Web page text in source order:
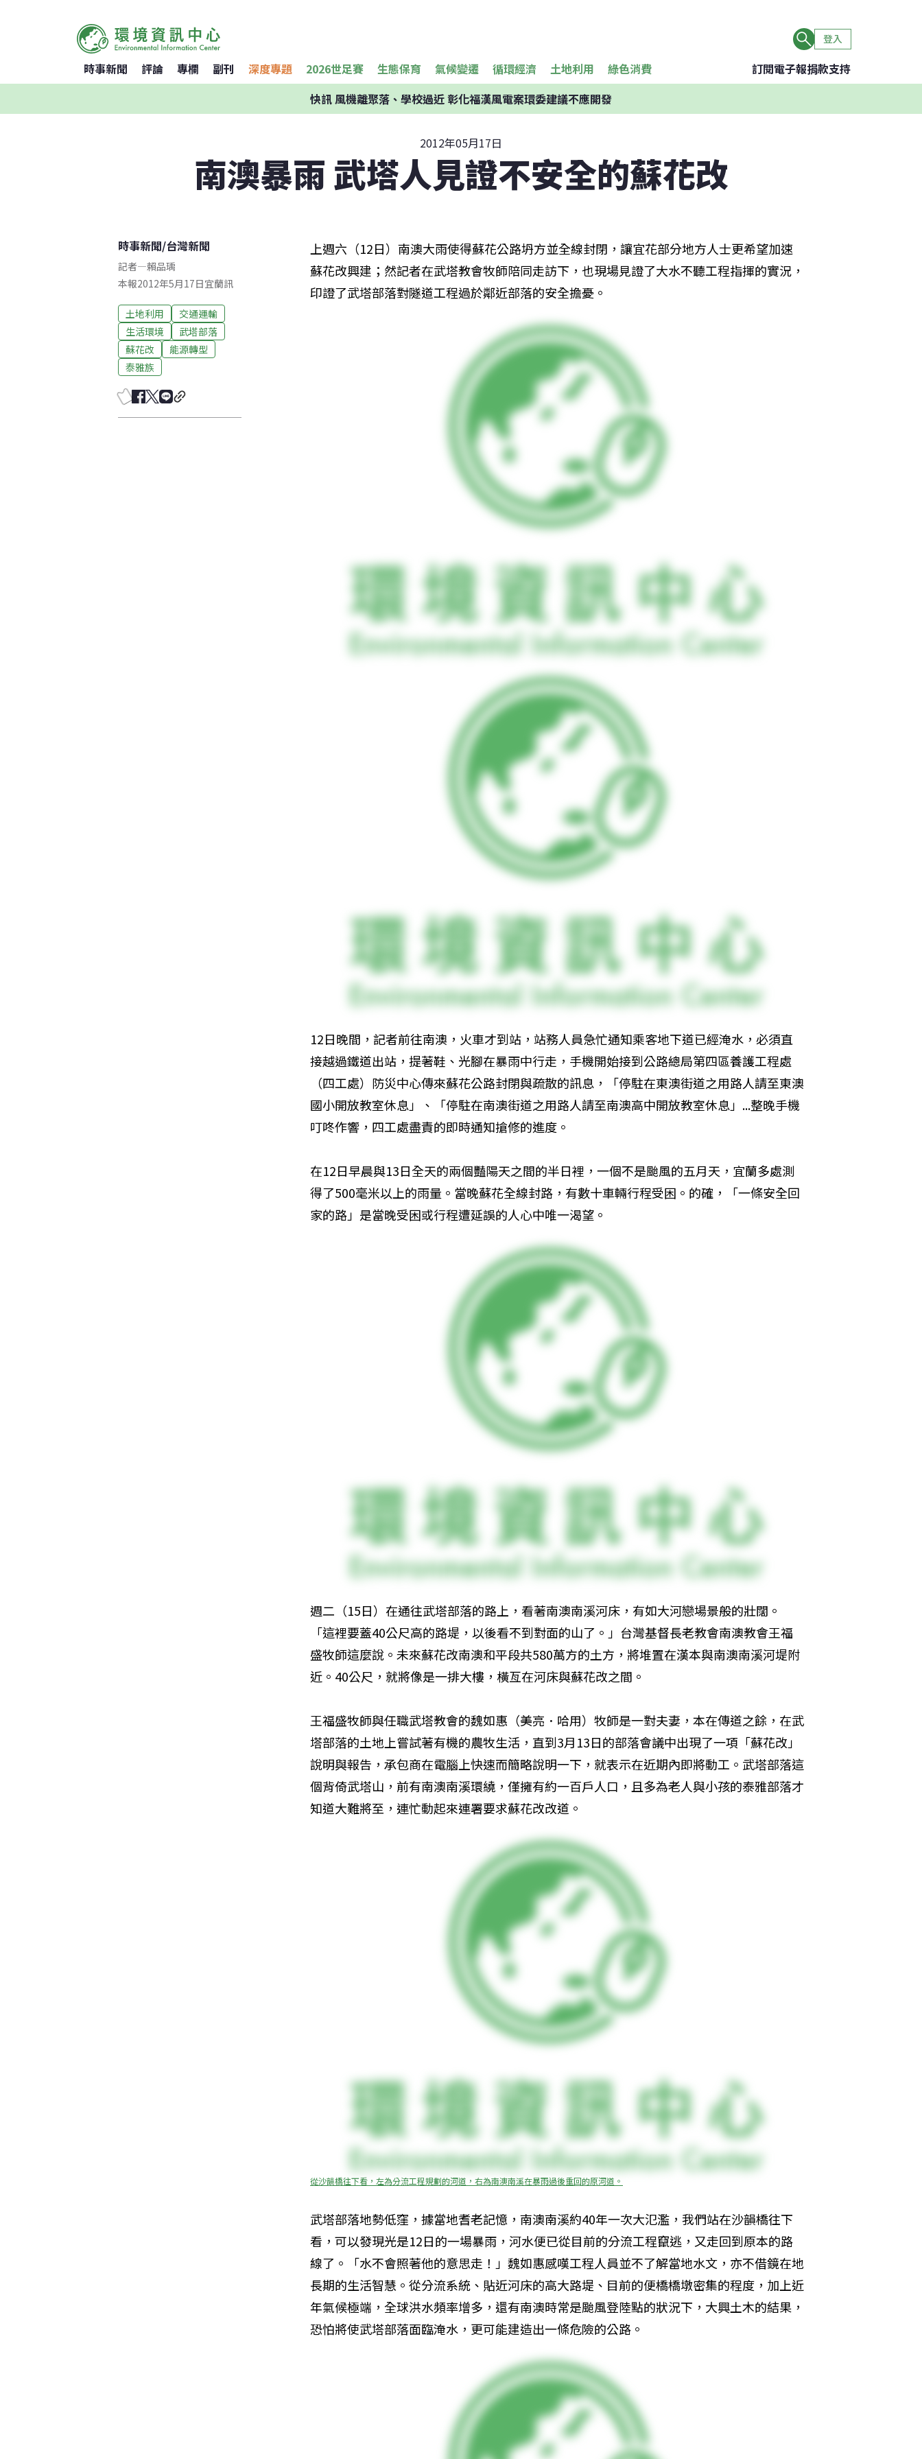
登入
時事新聞 評論 專欄 副刊 深度專題 2026世足賽 生態保育 氣候變遷 循環經濟 土地利用 綠色消費 訂閱電子報捐款支持
快訊風機離聚落、學校過近 彰化福漢風電案環委建議不應開發
2012年05月17日
南澳暴雨 武塔人見證不安全的蘇花改
時事新聞/台灣新聞
記者—賴品瑀
本報2012年5月17日宜蘭訊
土地利用
交通運輸
生活環境
武塔部落
蘇花改
能源轉型
泰雅族
上週六（12日）南澳大雨使得蘇花公路坍方並全線封閉，讓宜花部分地方人士更希望加速
蘇花改興建；然記者在武塔教會牧師陪同走訪下，也現場見證了大水不聽工程指揮的實況，
印證了武塔部落對隧道工程過於鄰近部落的安全擔憂。
12日晚間，記者前往南澳，火車才到站，站務人員急忙通知乘客地下道已經淹水，必須直
接越過鐵道出站，提著鞋、光腳在暴雨中行走，手機開始接到公路總局第四區養護工程處
（四工處）防災中心傳來蘇花公路封閉與疏散的訊息，「停駐在東澳街道之用路人請至東澳
國小開放教室休息」、「停駐在南澳街道之用路人請至南澳高中開放教室休息」...整晚手機
叮咚作響，四工處盡責的即時通知搶修的進度。
在12日早晨與13日全天的兩個豔陽天之間的半日裡，一個不是颱風的五月天，宜蘭多處測
得了500毫米以上的雨量。當晚蘇花全線封路，有數十車輛行程受困。的確，「一條安全回
家的路」是當晚受困或行程遭延誤的人心中唯一渴望。
週二（15日）在通往武塔部落的路上，看著南澳南溪河床，有如大河戀場景般的壯闊。
「這裡要蓋40公尺高的路堤，以後看不到對面的山了。」台灣基督長老教會南澳教會王福
盛牧師這麼說。未來蘇花改南澳和平段共580萬方的土方，將堆置在漢本與南澳南溪河堤附
近。40公尺，就將像是一排大樓，橫亙在河床與蘇花改之間。
王福盛牧師與任職武塔教會的魏如惠（美亮．哈用）牧師是一對夫妻，本在傳道之餘，在武
塔部落的土地上嘗試著有機的農牧生活，直到3月13日的部落會議中出現了一項「蘇花改」
說明與報告，承包商在電腦上快速而簡略說明一下，就表示在近期內即將動工。武塔部落這
個背倚武塔山，前有南澳南溪環繞，僅擁有約一百戶人口，且多為老人與小孩的泰雅部落才
知道大難將至，連忙動起來連署要求蘇花改改道。
從沙韻橋往下看，左為分流工程規劃的河道，右為南澳南溪在暴雨過後重回的原河道。
武塔部落地勢低窪，據當地耆老記憶，南澳南溪約40年一次大氾濫，我們站在沙韻橋往下
看，可以發現光是12日的一場暴雨，河水便已從目前的分流工程竄逃，又走回到原本的路
線了。「水不會照著他的意思走！」魏如惠感嘆工程人員並不了解當地水文，亦不借鏡在地
長期的生活智慧。從分流系統、貼近河床的高大路堤、目前的便橋橋墩密集的程度，加上近
年氣候極端，全球洪水頻率增多，還有南澳時常是颱風登陸點的狀況下，大興土木的結果，
恐怕將使武塔部落面臨淹水，更可能建造出一條危險的公路。